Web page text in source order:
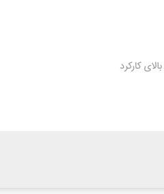
کارکرد